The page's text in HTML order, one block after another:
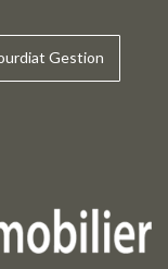
Gestion